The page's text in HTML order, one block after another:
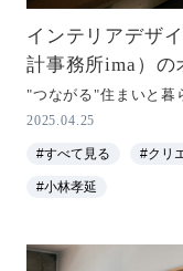
インテリアデザ
計事務所ima）の
"つながる"住まいと暮
2025.04.25
#すべて見る #クリ
#小林孝延